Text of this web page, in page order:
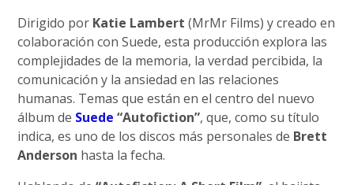
Dirigido por Katie Lambert (MrMr Films) y creado en
colaboración con Suede, esta producción explora las
complejidades de la memoria, la verdad percibida, la
comunicación y la ansiedad en las relaciones
humanas. Temas que están en el centro del nuevo
álbum de Suede “Autofiction”, que, como su título
indica, es uno de los discos más personales de Brett
Anderson hasta la fecha.